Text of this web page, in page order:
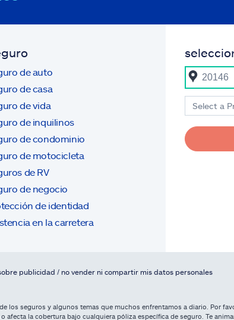
de auto
de casa
de vida
de inquilinos
de condominio
de motocicleta
de RV
de negocio
de identidad
en la carretera
Select a
publicidad / no vender ni compartir mis datos personales
los seguros y algunos temas que muchos enfrentamos a diario. Por
la cobertura bajo cualquiera póliza específica de seguro. Te